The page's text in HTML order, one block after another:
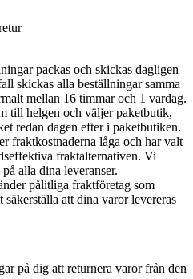
packas och skickas dagligen
skickas alla beställningar samma
mellan 16 timmar och 1 vardag.
till helgen och väljer paketbutik,
redan dagen efter i paketbutiken.
fraktkostnaderna låga och har valt
fraktalternativen. Vi
alla dina leveranser.
pålitliga fraktföretag som
att dina varor levereras
på dig att returnera varor från den